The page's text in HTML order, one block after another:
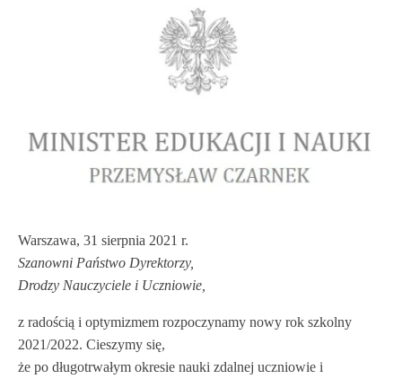
Warszawa, 31 sierpnia 2021 r.
Szanowni Państwo Dyrektorzy,
Drodzy Nauczyciele i Uczniowie,
z radością i optymizmem rozpoczynamy nowy rok szkolny
2021/2022. Cieszymy się,
że po długotrwałym okresie nauki zdalnej uczniowie i